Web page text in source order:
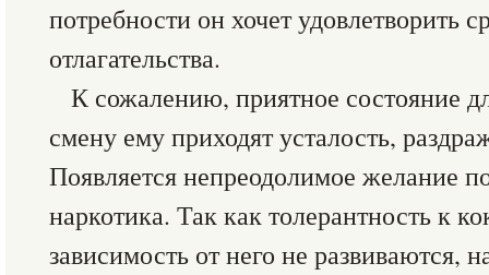
потребности он хочет удовлетворить
отлагательства.
К сожалению, приятное состояние
смену ему приходят усталость,
Появляется непреодолимое желание
наркотика. Так как толерантность к
зависимость от него не развиваются,